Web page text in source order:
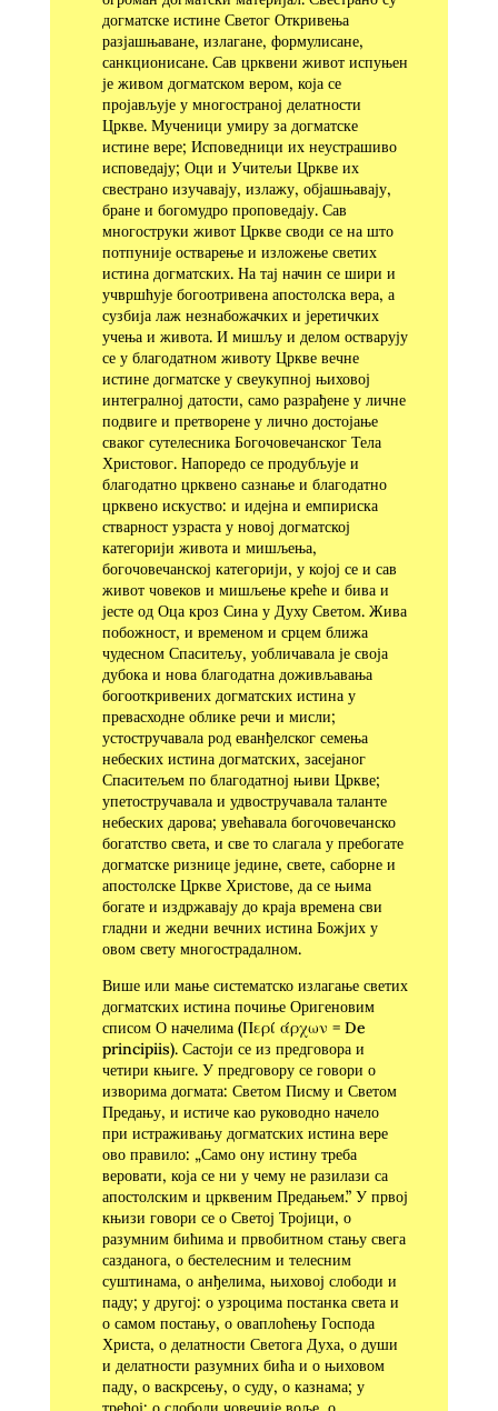
догматске истине Светог Откривења
разјашњаване, излагане, формулисане,
санкционисане. Сав црквени живот испуњен
је живом догматском вером, која се
пројављује у многостраној делатности
Цркве. Мученици умиру за догматске
истине вере; Исповедници их неустрашиво
исповедају; Оци и Учитељи Цркве их
свестра­но изучавају, излажу, објашњавају,
бране и богомудро проповедају. Сав
многоструки живот Цркве своди се на што
потпуније остварење и изложење светих
истина догматских. На тај начин се шири и
учвршћује богоотривена апостолска вера, а
сузбија лаж незнабожачких и јеретичких
учења и живота. И мишљу и делом остварују
се у благодатном живо­ту Цркве вечне
истине догматске у свеукупној њиховој
интегралној датости, само разрађене у личне
подвиге и претворене у лично достојање
сваког сутелесника Богочовечанског Тела
Христовог. Напоредо се продубљује и
благодатно црквено сазнање и благодатно
црквено искуство: и идејна и емпириска
стварност узраста у новој догматској
категорији живота и мишљења,
богочовечанској категорији, у којој се и сав
живот човеков и мишљење креће и бива и
јесте од Оца кроз Сина у Духу Светом. Жива
побожност, и временом и срцем ближа
чудесном Спаситељу, уобличавала је своја
дубока и нова благодатна доживљавања
богооткривених догматских истина у
превасходне облике речи и мисли;
устостручавала род еванђелског семења
небеских истина догматских, засејаног
Спаситељем по благодатној њиви Цркве;
упетостручавала и удвостручавала таланте
небеских дарова; увећавала богочовечанско
богатство света, и све то слагала у пребогате
догматске ризнице једине, свете, саборне и
апостолске Цркве Христове, да се њима
богате и издржавају до краја времена сви
гладни и жедни вечних истина Божјих у
овом свету многострадалном.
Више или мање систематско излагање светих
догматских истина почиње Оригеновим
списом О начелима (Περί άρχων = De
principiis). Састоји се из предговора и
четири књиге. У предговору се говори о
изворима догмата: Светом Писму и Светом
Предању, и истиче као руководно начело
при истраживању догматских истина вере
ово правило: „Само ону истину треба
веровати, која се ни у чему не разилази са
апостолским и црквеним Предањем.” У првој
књизи говори се о Светој Тројици, о
разумним бићима и првобитном стању свега
сазданога, о бестелесним и телесним
суштинама, о анђелима, њиховој слободи и
паду; у другој: о узроцима постанка света и
о самом постању, о оваплоћењу Господа
Христа, о делатности Светога Духа, о души
и делатности разумних бића и о њиховом
паду, о васкрсењу, о суду, о казнама; у